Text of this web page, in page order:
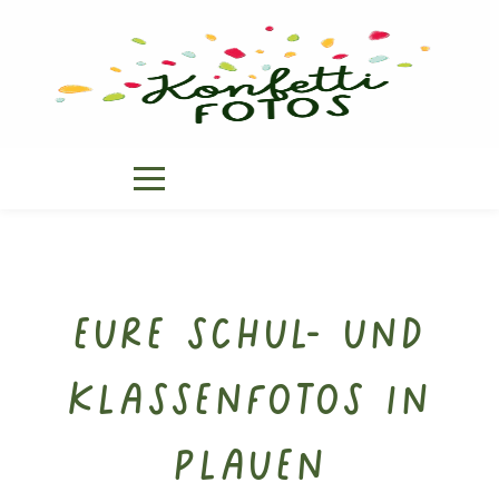
Eure Schul- und
Klassenfotos in
Plauen